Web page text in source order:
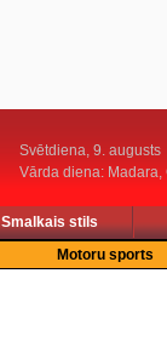
Svētdiena, 9. augusts
Vārda diena: Madara,
Smalkais stils
Motoru sports